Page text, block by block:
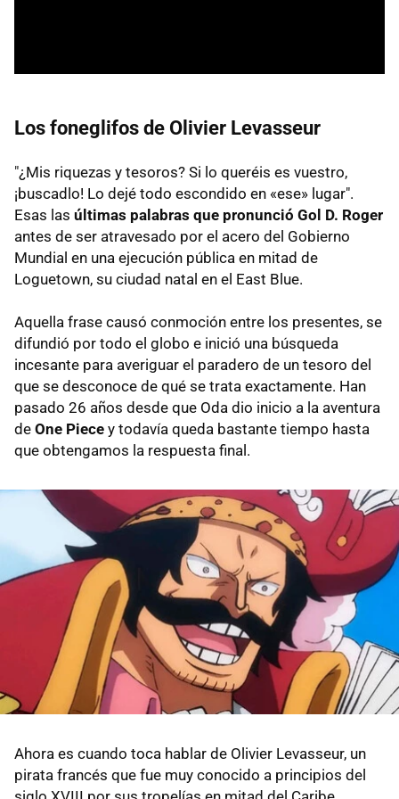
Los foneglifos de Olivier Levasseur
"¿Mis riquezas y tesoros? Si lo queréis es vuestro,
¡buscadlo! Lo dejé todo escondido en «ese» lugar".
Esas las últimas palabras que pronunció Gol D. Roger
antes de ser atravesado por el acero del Gobierno
Mundial en una ejecución pública en mitad de
Loguetown, su ciudad natal en el East Blue.
Aquella frase causó conmoción entre los presentes, se
difundió por todo el globo e inició una búsqueda
incesante para averiguar el paradero de un tesoro del
que se desconoce de qué se trata exactamente. Han
pasado 26 años desde que Oda dio inicio a la aventura
de One Piece y todavía queda bastante tiempo hasta
que obtengamos la respuesta final.
Ahora es cuando toca hablar de Olivier Levasseur, un
pirata francés que fue muy conocido a principios del